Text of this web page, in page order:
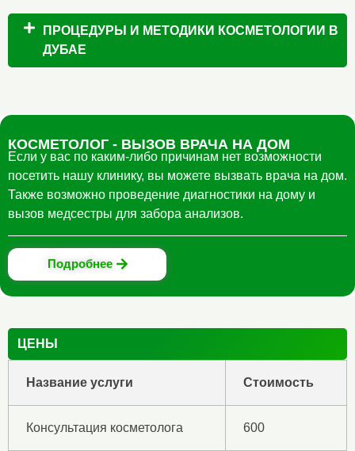
ПРОЦЕДУРЫ И МЕТОДИКИ КОСМЕТОЛОГИИ В
ДУБАЕ
КОСМЕТОЛОГ - ВЫЗОВ ВРАЧА НА ДОМ
Eсли у вас по каким-либо причинам нет возможности
посетить нашу клинику, вы можете вызвать врача на дом.
Также возможно проведение диагностики на дому и
вызов медсестры для забора анализов.
Подробнее
ЦЕНЫ
Название услуги Стоимость
Консультация косметолога 600